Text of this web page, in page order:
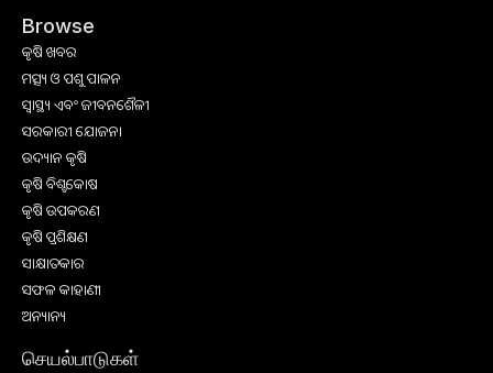
Browse
କୃଷି ଖବର
ମତ୍ସ୍ୟ ଓ ପଶୁ ପାଳନ
ସ୍ୱାସ୍ଥ୍ୟ ଏବଂ ଜୀବନଶୈଳୀ
ସରକାରୀ ଯୋଜନା
ଉଦ୍ୟାନ କୃଷି
କୃଷି ବିଶ୍ବକୋଷ
କୃଷି ଉପକରଣ
କୃଷି ପ୍ରଶିକ୍ଷଣ
ସାକ୍ଷାତକାର
ସଫଳ କାହାଣୀ
ଅନ୍ୟାନ୍ୟ
செயல்பாடுகள்